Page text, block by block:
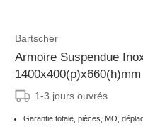
Bartscher
Armoire Suspendue
1400x400(p)x660(h)mm
1-3 jours ouvrés
Garantie totale, pièces, MO,